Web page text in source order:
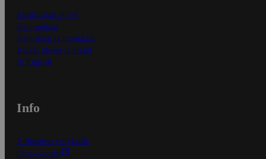
Ensitilaajan ohjeet
Näin maksat
Näin tilaat ja muokkaat
Kaikki ohjeet ja vinkit
In English
Info
S-Business yrityksille
Oiva-raportit